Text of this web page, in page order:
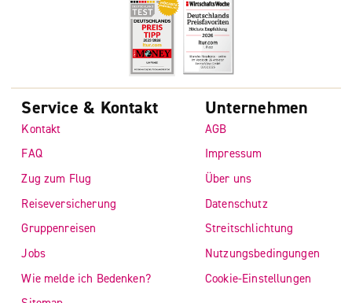
Service & Kontakt
Kontakt
FAQ
Zug zum Flug
Reiseversicherung
Gruppenreisen
Jobs
Wie melde ich Bedenken?
Unternehmen
AGB
Impressum
Über uns
Datenschutz
Streitschlichtung
Nutzungsbedingungen
Cookie-Einstellungen